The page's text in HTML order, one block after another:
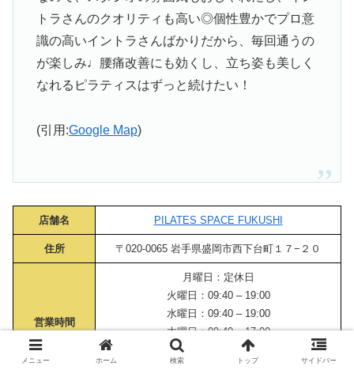
トラさんのクオリティも高い◎個性豊かでプロ意
識の高いイントラさんばかりだから、毎回通うの
が楽しみ♩腰痛改善にも効くし、立ち姿も美しく
なれるピラティスはずっと続けたい！
(引用:Google Map)
店舗名 PILATES SPACE FUKUSHI
住所 〒020-0065 岩手県盛岡市西下台町１７−２０
営業時間
月曜日：定休日
火曜日：09:40 – 19:00
水曜日：09:40 – 19:00
木曜日：09:40 – 17:00
金曜日：09:40 – 19:00
メニュー ホーム 検索 トップ サイドバー